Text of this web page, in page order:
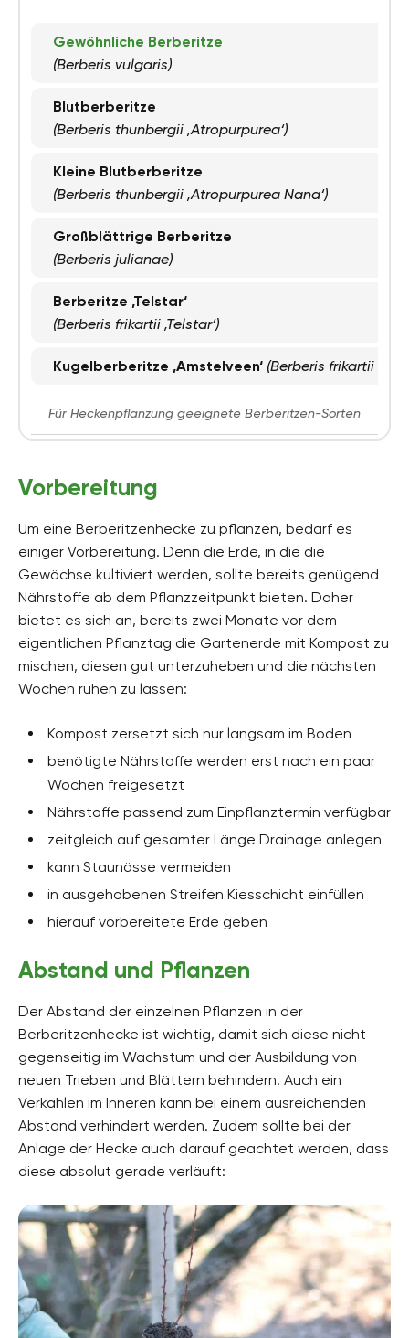
Gewöhnliche Berberitze
(Berberis vulgaris)
Blutberberitze
(Berberis thunbergii ‚Atropurpurea‘)
Kleine Blutberberitze
(Berberis thunbergii ‚Atropurpurea Nana‘)
Großblättrige Berberitze
(Berberis julianae)
Berberitze ‚Telstar‘
(Berberis frikartii ‚Telstar‘)
Kugelberberitze ‚Amstelveen‘ (Berberis frikartii
Für Heckenpflanzung geeignete Berberitzen-Sorten
Vorbereitung
Um eine Berberitzenhecke zu pflanzen, bedarf es
einiger Vorbereitung. Denn die Erde, in die die
Gewächse kultiviert werden, sollte bereits genügend
Nährstoffe ab dem Pflanzzeitpunkt bieten. Daher
bietet es sich an, bereits zwei Monate vor dem
eigentlichen Pflanztag die Gartenerde mit Kompost zu
mischen, diesen gut unterzuheben und die nächsten
Wochen ruhen zu lassen:
Kompost zersetzt sich nur langsam im Boden
benötigte Nährstoffe werden erst nach ein paar
Wochen freigesetzt
Nährstoffe passend zum Einpflanztermin verfügbar
zeitgleich auf gesamter Länge Drainage anlegen
kann Staunässe vermeiden
in ausgehobenen Streifen Kiesschicht einfüllen
hierauf vorbereitete Erde geben
Abstand und Pflanzen
Der Abstand der einzelnen Pflanzen in der
Berberitzenhecke ist wichtig, damit sich diese nicht
gegenseitig im Wachstum und der Ausbildung von
neuen Trieben und Blättern behindern. Auch ein
Verkahlen im Inneren kann bei einem ausreichenden
Abstand verhindert werden. Zudem sollte bei der
Anlage der Hecke auch darauf geachtet werden, dass
diese absolut gerade verläuft: